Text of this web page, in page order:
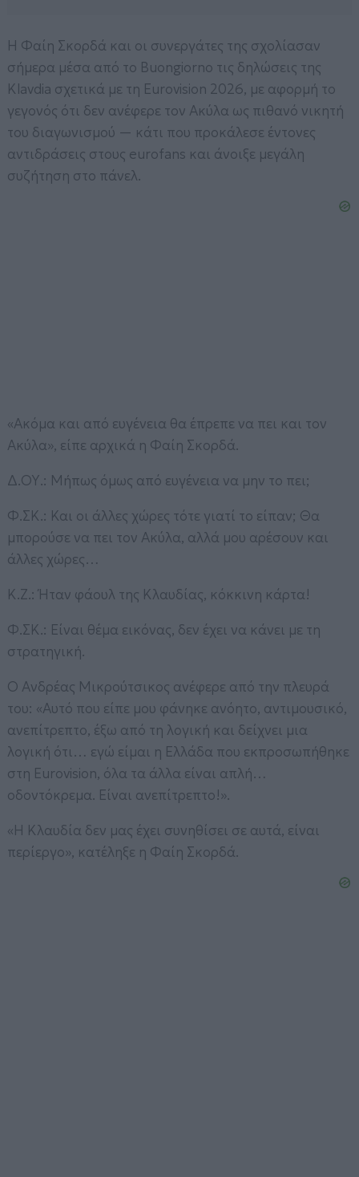
Η Φαίη Σκορδά και οι συνεργάτες της σχολίασαν
σήμερα μέσα από το Buongiorno τις δηλώσεις της
Klavdia σχετικά με τη Eurovision 2026, με αφορμή το
γεγονός ότι δεν ανέφερε τον Ακύλα ως πιθανό νικητή
του διαγωνισμού — κάτι που προκάλεσε έντονες
αντιδράσεις στους eurofans και άνοιξε μεγάλη
συζήτηση στο πάνελ.
«Ακόμα και από ευγένεια θα έπρεπε να πει και τον
Ακύλα», είπε αρχικά η Φαίη Σκορδά.
Δ.ΟΥ.: Μήπως όμως από ευγένεια να μην το πει;
Φ.ΣΚ.: Και οι άλλες χώρες τότε γιατί το είπαν; Θα
μπορούσε να πει τον Ακύλα, αλλά μου αρέσουν και
άλλες χώρες…
Κ.Ζ.: Ήταν φάουλ της Κλαυδίας, κόκκινη κάρτα!
Φ.ΣΚ.: Είναι θέμα εικόνας, δεν έχει να κάνει με τη
στρατηγική.
Ο Ανδρέας Μικρούτσικος ανέφερε από την πλευρά
του: «Αυτό που είπε μου φάνηκε ανόητο, αντιμουσικό,
ανεπίτρεπτο, έξω από τη λογική και δείχνει μια
λογική ότι… εγώ είμαι η Ελλάδα που εκπροσωπήθηκε
στη Eurovision, όλα τα άλλα είναι απλή…
οδοντόκρεμα. Είναι ανεπίτρεπτο!».
«Η Κλαυδία δεν μας έχει συνηθίσει σε αυτά, είναι
περίεργο», κατέληξε η Φαίη Σκορδά.